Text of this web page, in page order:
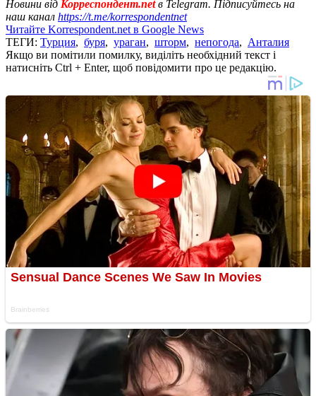
Новини від Корреспондент.netв Telegram. Підписуйтесь на
наш канал https://t.me/korrespondentnet
Читайте Korrespondent.net в Google News
ТЕГИ: Турция, буря, ураган, шторм, непогода, Анталия
Якщо ви помітили помилку, виділіть необхідний текст і
натисніть Ctrl + Enter, щоб повідомити про це редакцію.